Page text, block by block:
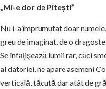
„Mi-e dor de Piteşti”
Nu i-a împrumutat doar
greu de imaginat, de o
Se înfăţişează lumii rar, căci
al datoriei, ne apare asemeni
verticală, tăcută dar atât de